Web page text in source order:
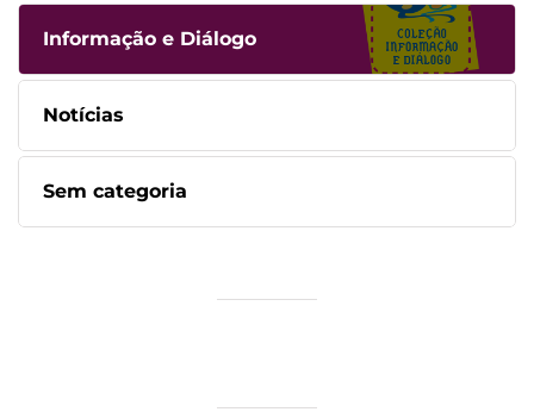
Informação e Diálogo
Notícias
Sem categoria